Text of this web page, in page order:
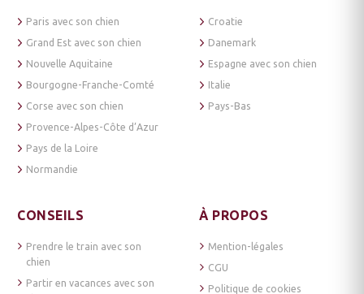
Paris avec son chien
Grand Est avec son chien
Nouvelle Aquitaine
Bourgogne-Franche-Comté
Corse avec son chien
Provence-Alpes-Côte d’Azur
Pays de la Loire
Normandie
Croatie
Danemark
Espagne avec son chien
Italie
Pays-Bas
CONSEILS
Prendre le train avec son
chien
Partir en vacances avec son
À PROPOS
Mention-légales
CGU
Politique de cookies